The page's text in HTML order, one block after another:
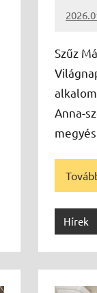
Leiszt
Szűz
Anna-
Hírek